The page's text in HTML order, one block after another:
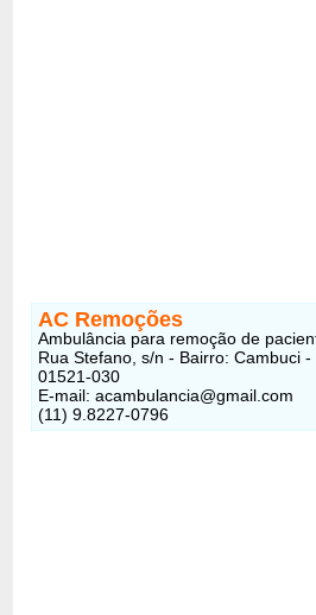
AC Remoções
Ambulância para remoção de
Rua Stefano, s/n - Bairro: Cambuci
01521-030
E-mail: acambulancia@gmail.com
(11) 9.8227-0796